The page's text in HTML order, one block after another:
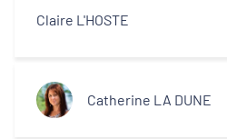
Claire L'HOSTE
Catherine LA DUNE